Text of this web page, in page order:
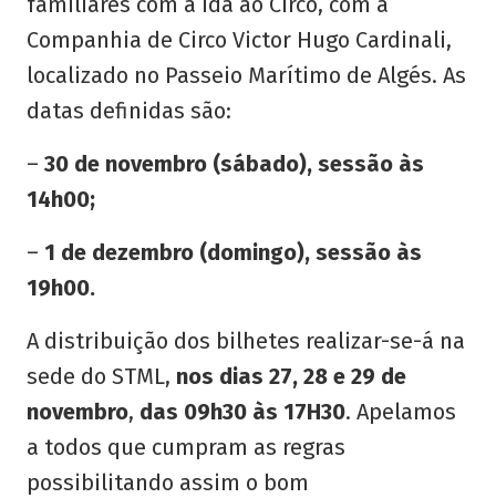
Companhia de Circo Victor Hugo Cardinali,
localizado no Passeio Marítimo de Algés. As
datas definidas são:
– 30 de novembro (sábado), sessão às
14h00;
– 1 de dezembro (domingo), sessão às
19h00.
A distribuição dos bilhetes realizar-se-á na
sede do STML, nos dias 27, 28 e 29 de
novembro, das 09h30 às 17H30. Apelamos
a todos que cumpram as regras
possibilitando assim o bom